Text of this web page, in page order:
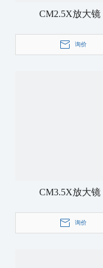
CM2.5X放大镜
询价
CM3.5X放大镜
询价